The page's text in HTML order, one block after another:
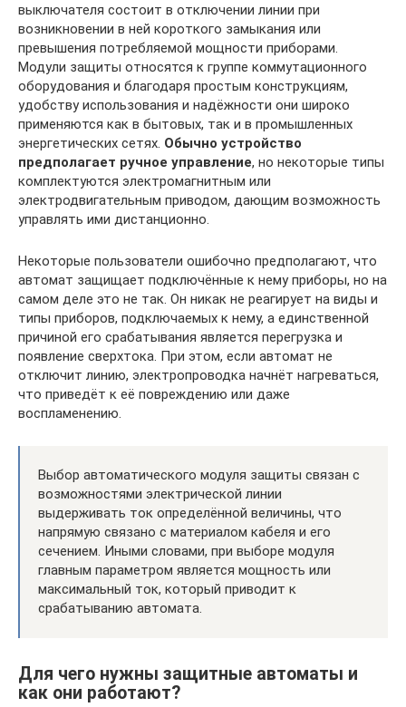
выключателя состоит в отключении линии при
возникновении в ней короткого замыкания или
превышения потребляемой мощности приборами.
Модули защиты относятся к группе коммутационного
оборудования и благодаря простым конструкциям,
удобству использования и надёжности они широко
применяются как в бытовых, так и в промышленных
энергетических сетях. Обычно устройство
предполагает ручное управление, но некоторые типы
комплектуются электромагнитным или
электродвигательным приводом, дающим возможность
управлять ими дистанционно.
Некоторые пользователи ошибочно предполагают, что
автомат защищает подключённые к нему приборы, но на
самом деле это не так. Он никак не реагирует на виды и
типы приборов, подключаемых к нему, а единственной
причиной его срабатывания является перегрузка и
появление сверхтока. При этом, если автомат не
отключит линию, электропроводка начнёт нагреваться,
что приведёт к её повреждению или даже
воспламенению.
Выбор автоматического модуля защиты связан с
возможностями электрической линии
выдерживать ток определённой величины, что
напрямую связано с материалом кабеля и его
сечением. Иными словами, при выборе модуля
главным параметром является мощность или
максимальный ток, который приводит к
срабатыванию автомата.
Для чего нужны защитные автоматы и
как они работают?